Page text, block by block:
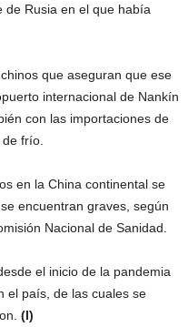
de Rusia en el que había
que aseguran que ese
internacional de Nankín
con las importaciones de
de frío.
en la China continental se
encuentran graves, según
Nacional de Sanidad.
el inicio de la pandemia
el país, de las cuales se
(I)